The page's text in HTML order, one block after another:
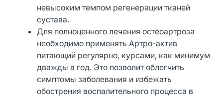
невысоким темпом регенерации тканей
сустава.
Для полноценного лечения остеоартроза
необходимо применять Артро-актив
питающий регулярно, курсами, как минимум
дважды в год. Это позволит облегчить
симптомы заболевания и избежать
обострения воспалительного процесса в